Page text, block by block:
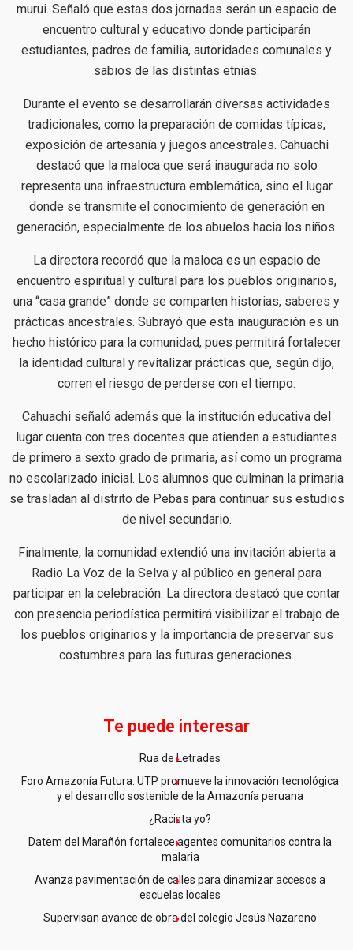
murui. Señaló que estas dos jornadas serán un espacio de
encuentro cultural y educativo donde participarán
estudiantes, padres de familia, autoridades comunales y
sabios de las distintas etnias.
Durante el evento se desarrollarán diversas actividades
tradicionales, como la preparación de comidas típicas,
exposición de artesanía y juegos ancestrales. Cahuachi
destacó que la maloca que será inaugurada no solo
representa una infraestructura emblemática, sino el lugar
donde se transmite el conocimiento de generación en
generación, especialmente de los abuelos hacia los niños.
La directora recordó que la maloca es un espacio de
encuentro espiritual y cultural para los pueblos originarios,
una “casa grande” donde se comparten historias, saberes y
prácticas ancestrales. Subrayó que esta inauguración es un
hecho histórico para la comunidad, pues permitirá fortalecer
la identidad cultural y revitalizar prácticas que, según dijo,
corren el riesgo de perderse con el tiempo.
Cahuachi señaló además que la institución educativa del
lugar cuenta con tres docentes que atienden a estudiantes
de primero a sexto grado de primaria, así como un programa
no escolarizado inicial. Los alumnos que culminan la primaria
se trasladan al distrito de Pebas para continuar sus estudios
de nivel secundario.
Finalmente, la comunidad extendió una invitación abierta a
Radio La Voz de la Selva y al público en general para
participar en la celebración. La directora destacó que contar
con presencia periodística permitirá visibilizar el trabajo de
los pueblos originarios y la importancia de preservar sus
costumbres para las futuras generaciones.
Te puede interesar
Rua de Letrades
Foro Amazonía Futura: UTP promueve la innovación tecnológica
y el desarrollo sostenible de la Amazonía peruana
¿Racista yo?
Datem del Marañón fortalece agentes comunitarios contra la
malaria
Avanza pavimentación de calles para dinamizar accesos a
escuelas locales
Supervisan avance de obra del colegio Jesús Nazareno